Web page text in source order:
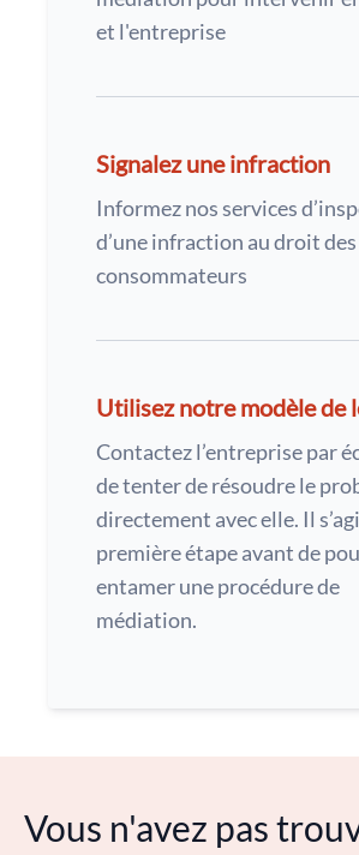
et l'entreprise
Signalez une infraction
Informez nos services
d’une infraction au droit des
consommateurs
Utilisez notre modèle de
Contactez l’entreprise par
de tenter de résoudre le
directement avec elle. Il
première étape avant de
entamer une procédure de
médiation.
Vous n'avez pas